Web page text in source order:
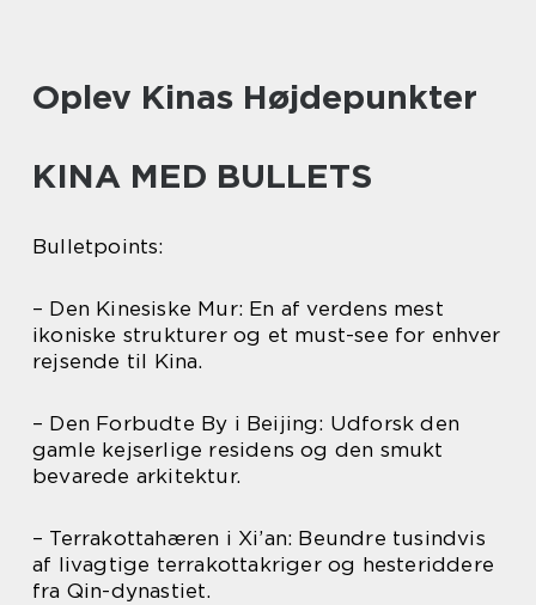
Oplev Kinas Højdepunkter
KINA MED BULLETS
Bulletpoints:
– Den Kinesiske Mur: En af verdens mest
ikoniske strukturer og et must-see for enhver
rejsende til Kina.
– Den Forbudte By i Beijing: Udforsk den
gamle kejserlige residens og den smukt
bevarede arkitektur.
– Terrakottahæren i Xi’an: Beundre tusindvis
af livagtige terrakottakriger og hesteriddere
fra Qin-dynastiet.